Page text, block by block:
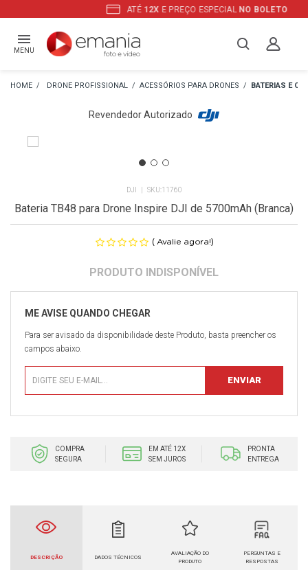
12XE PREÇO ESPECIAL NO BOLETO
MENU
DRONE PROFISSIONAL ACESSÓRIOS PARA DRONES BATERIAS E
Revendedor Autorizado
DJI 11760
Bateria TB48 para Drone Inspire DJI de 5700mAh (Branca)
( Avalie agora!)
Para ser avisado da disponibilidade deste Produto, basta preencher os
campos abaixo.
COMPRA
SEGURA
EM ATÉ 12X
SEM JUROS
PRONTA
ENTREGA
DESCRIÇÃO DADOS TÉCNICOS
AVALIAÇÃO DO
PRODUTO
PERGUNTAS E
RESPOSTAS